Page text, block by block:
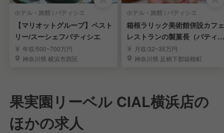
ホテル・旅館 | パティシエ
【マリオットグループ】ペスト
リー/スーシェフパティシエ
年収/500~700万円
神奈川県 横浜市西区
ホテル・旅館 | パティシエ
箱根ラリック美術館併設カフェ
レストランの製菓長（パティシ
エ）月収/32~35万円
神奈川県 足柄下郡箱根町
果実園リーベル CIAL横浜店の
ほかの求人